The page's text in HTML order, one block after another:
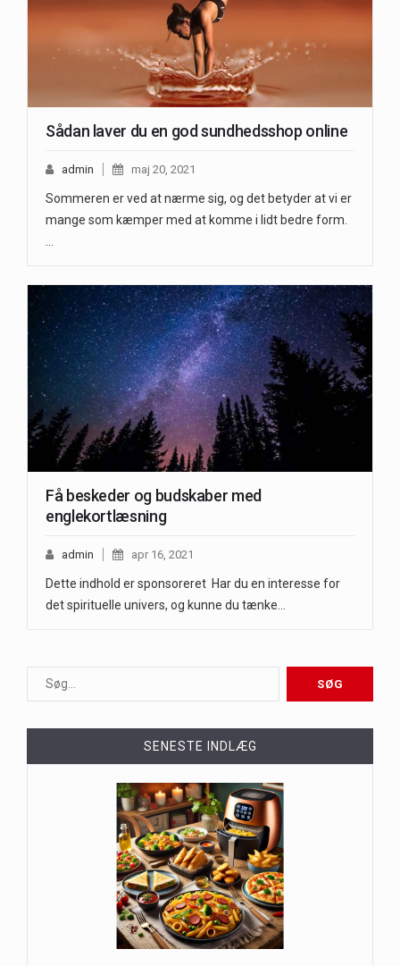
Sådan laver du en god sundhedsshop online
admin maj 20, 2021
Sommeren er ved at nærme sig, og det betyder at vi er
mange som kæmper med at komme i lidt bedre form.
Få beskeder og budskaber med
englekortlæsning
admin apr 16, 2021
Dette indhold er sponsoreret Har du en interesse for
det spirituelle univers, og kunne du tænke…
SENESTE INDLÆG